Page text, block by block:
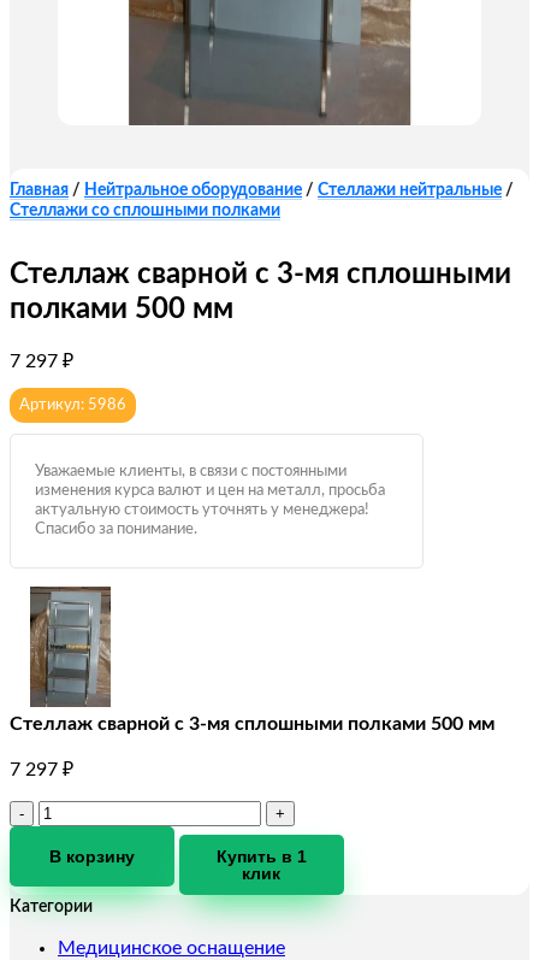
Главная / Нейтральное оборудование / Стеллажи нейтральные /
Стеллажи со сплошными полками
Стеллаж сварной с 3-мя сплошными
полками 500 мм
7 297 ₽
Артикул: 5986
Уважаемые клиенты, в связи с постоянными
изменения курса валют и цен на металл, просьба
актуальную стоимость уточнять у менеджера!
Спасибо за понимание.
Стеллаж сварной с 3-мя сплошными полками 500 мм
7 297 ₽
Количество
Стеллаж
с
мя
В корзину
Купить в 1
клик
Категории
Медицинское оснащение